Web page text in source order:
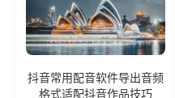
抖音常用配音软件导出音频
格式适配抖音作品技巧